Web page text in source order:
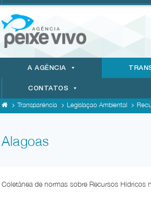
A AGÊNCIA
CONTATOS
Transparência Legislaçao Ambiental
Alagoas
Coletânea de normas sobre Recursos Hídricos